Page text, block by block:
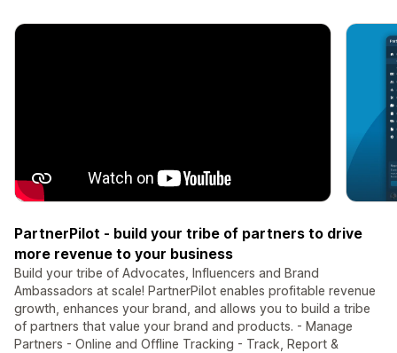
PartnerPilot - build your tribe of partners to drive
more revenue to your business
Build your tribe of Advocates, Influencers and Brand
Ambassadors at scale! PartnerPilot enables profitable revenue
growth, enhances your brand, and allows you to build a tribe
of partners that value your brand and products. - Manage
Partners - Online and Offline Tracking - Track, Report &